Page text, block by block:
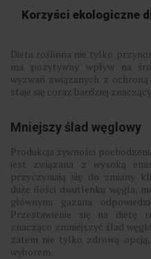
Korzyści ekologiczne
Dieta roślinna nie tylko
ma pozytywny wpływ na
wyzwań związanych z
staje się coraz bardziej
Mniejszy ślad węglowy
Produkcja żywności
jest związana z wysoką
przyczyniają się do zmiany
duże ilości dwutlenku węgla,
głównymi gazami
Przestawienie się na dietę
znacząco zmniejszyć ślad
zatem nie tylko zdrową
wyborem.